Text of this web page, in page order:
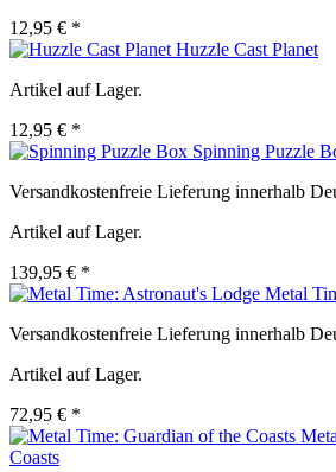
12,95 € *
Huzzle Cast Planet
Artikel auf Lager.
12,95 € *
Spinning Puzzle
Versandkostenfreie Lieferung innerhalb
Artikel auf Lager.
139,95 € *
Metal
Versandkostenfreie Lieferung innerhalb
Artikel auf Lager.
72,95 € *
Coasts